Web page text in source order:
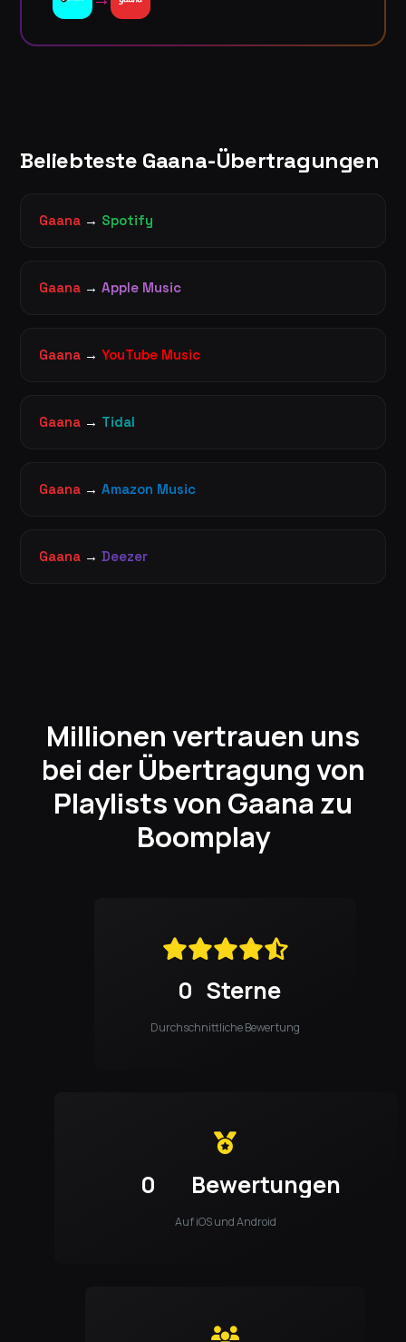
Beliebteste Gaana-Übertragungen
Gaana → Spotify
Gaana → Apple Music
Gaana → YouTube Music
Gaana → Tidal
Gaana → Amazon Music
Gaana → Deezer
Millionen vertrauen uns
bei der Übertragung von
Playlists von Gaana zu
Boomplay
0 Sterne
Durchschnittliche Bewertung
0 Bewertungen
Auf iOS und Android